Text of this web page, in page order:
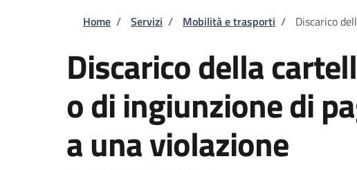
Briciole di pane
Home / Servizi / Mobilità e trasporti / Discarico
Discarico della
o di ingiunzione di
a una violazione